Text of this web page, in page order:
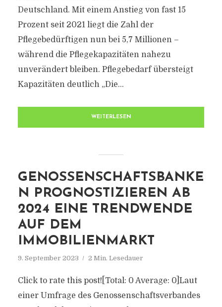
Deutschland. Mit einem Anstieg von fast 15
Prozent seit 2021 liegt die Zahl der
Pflegebedürftigen nun bei 5,7 Millionen –
während die Pflegekapazitäten nahezu
unverändert bleiben. Pflegebedarf übersteigt
Kapazitäten deutlich „Die...
WEITERLESEN
GENOSSENSCHAFTSBANKE
N PROGNOSTIZIEREN AB
2024 EINE TRENDWENDE
AUF DEM
IMMOBILIENMARKT
9. September 2023 2 Min. Lesedauer
Click to rate this post![Total: 0 Average: 0]Laut
einer Umfrage des Genossenschaftsverbandes